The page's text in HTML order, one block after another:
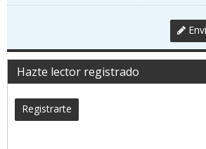
Hazte lector registrado
Registrarte